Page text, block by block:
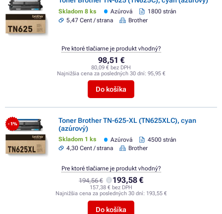
Skladom 8 ks Azúrová
1800 strán
5,47 Cent / strana
Brother
98,51 €
80,09 € bez DPH
Najnižšia cena za posledných 30 dní: 95,95 €
Do košíka
Pre ktoré tlačiarne je produkt vhodný?
- 1%
Toner Brother TN-625-XL (TN625XLC), cyan
(azúrový)
Skladom 1 ks Azúrová
4500 strán
4,30 Cent / strana
Brother
194,56 € 193,58 €
157,38 € bez DPH
Najnižšia cena za posledných 30 dní: 193,55 €
Do košíka
Pre ktoré tlačiarne je produkt vhodný?